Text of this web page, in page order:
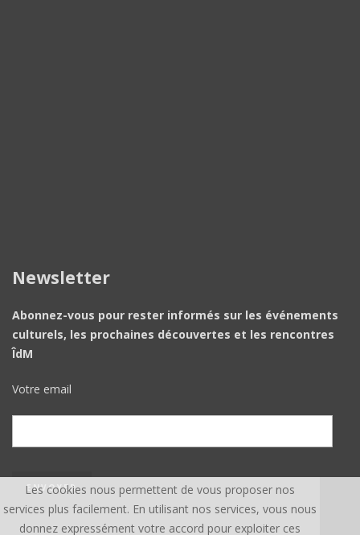
Newsletter
Abonnez-vous pour rester informés sur les événements
culturels, les prochaines découvertes et les rencontres
ÎdM
Votre email
Les cookies nous permettent de vous proposer nos
services plus facilement. En utilisant nos services, vous nous
donnez expressément votre accord pour exploiter ces